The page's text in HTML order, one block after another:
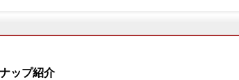
ップ紹介